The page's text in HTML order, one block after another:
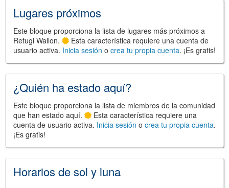
©Leaflet
JS library for interactive maps
and its contributors
©
Lugares próximos
Este bloque proporciona la lista de lugares más próximos a
Refugi Wallon.
Esta característica requiere una cuenta de
usuario activa. Inicia sesión o crea tu propia cuenta. ¡Es gratis!
¿Quién ha estado aquí?
Este bloque proporciona la lista de miembros de la comunidad
que han estado aquí.
Esta característica requiere una
cuenta de usuario activa. Inicia sesión o crea tu propia cuenta.
¡Es gratis!
Horarios de sol y luna